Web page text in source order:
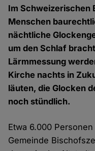
Im Schweizerischen
Menschen
nächtliche
um den Schlaf
Lärmmessung
Kirche nachts in
läuten, die Glocken
noch stündlich.
Etwa 6.000
Gemeinde